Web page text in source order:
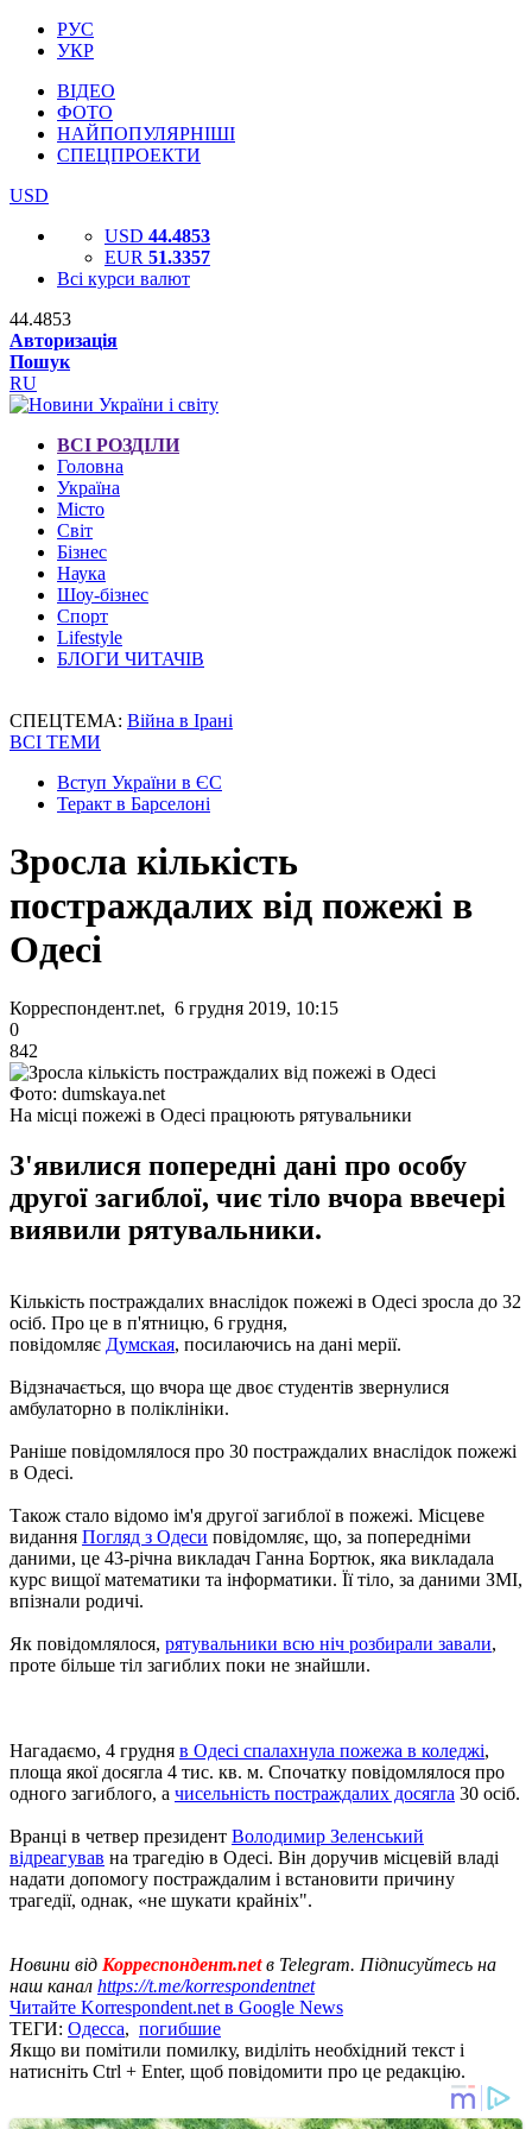
РУС
УКР
ВІДЕО
ФОТО
НАЙПОПУЛЯРНІШІ
СПЕЦПРОЕКТИ
USD
USD 44.4853
EUR 51.3357
Всі курси валют
44.4853
Авторизація
Пошук
RU
ВСІ РОЗДІЛИ
Головна
Україна
Місто
Світ
Бізнес
Наука
Шоу-бізнес
Спорт
Lifestyle
БЛОГИ ЧИТАЧІВ
СПЕЦТЕМА: Війна в Ірані
ВСІ ТЕМИ
Вступ України в ЄС
Теракт в Барселоні
Зросла кількість
постраждалих від пожежі в
Одесі
Корреспондент.net, 6 грудня 2019, 10:15
0
842
Фото: dumskaya.net
На місці пожежі в Одесі працюють рятувальники
З'явилися попередні дані про особу
другої загиблої, чиє тіло вчора ввечері
виявили рятувальники.
Кількість постраждалих внаслідок пожежі в Одесі зросла до 32
осіб. Про це в п'ятницю, 6 грудня,
повідомляє Думская, посилаючись на дані мерії.
Відзначається, що вчора ще двоє студентів звернулися
амбулаторно в поліклініки.
Раніше повідомлялося про 30 постраждалих внаслідок пожежі
в Одесі.
Також стало відомо ім'я другої загиблої в пожежі. Місцеве
видання Погляд з Одеси повідомляє, що, за попередніми
даними, це 43-річна викладач Ганна Бортюк, яка викладала
курс вищої математики та інформатики. Її тіло, за даними ЗМІ,
впізнали родичі.
Як повідомлялося, рятувальники всю ніч розбирали завали,
проте більше тіл загиблих поки не знайшли.
Нагадаємо, 4 грудня в Одесі спалахнула пожежа в коледжі,
площа якої досягла 4 тис. кв. м. Спочатку повідомлялося про
одного загиблого, а чисельність постраждалих досягла 30 осіб.
Вранці в четвер президент Володимир Зеленський
відреагував на трагедію в Одесі. Він доручив місцевій владі
надати допомогу постраждалим і встановити причину
трагедії, однак, «не шукати крайніх".
Новини від Корреспондент.netв Telegram. Підписуйтесь на
наш канал https://t.me/korrespondentnet
Читайте Korrespondent.net в Google News
ТЕГИ: Одесса, погибшие
Якщо ви помітили помилку, виділіть необхідний текст і
натисніть Ctrl + Enter, щоб повідомити про це редакцію.